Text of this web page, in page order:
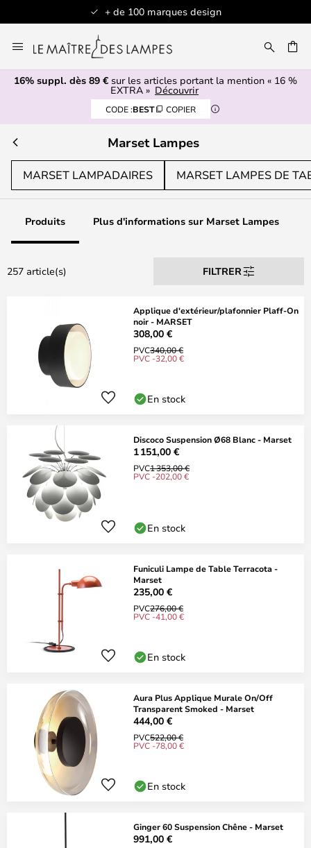
Articles en stock expédiés sous 1 jour ouvré
au
contenu
16% suppl. dès 89 € sur les articles portant la mention « 16 %
EXTRA » Découvrir
CODE :BEST COPIER
Marset Lampes
MARSET LAMPADAIRES MARSET LAMPES DE
Produits Plus d'informations sur Marset Lampes
257 article(s) FILTRER
Applique d'extérieur/plafonnier Plaff-On
noir - MARSET
308,00 €
PVC340,00 €
PVC -32,00 €
En stock
Discoco Suspension Ø68 Blanc - Marset
1 151,00 €
PVC1 353,00 €
PVC -202,00 €
En stock
Funiculi Lampe de Table Terracota -
Marset
235,00 €
PVC276,00 €
PVC -41,00 €
En stock
Aura Plus Applique Murale On/Off
Transparent Smoked - Marset
444,00 €
PVC522,00 €
PVC -78,00 €
En stock
Ginger 60 Suspension Chêne - Marset
991,00 €